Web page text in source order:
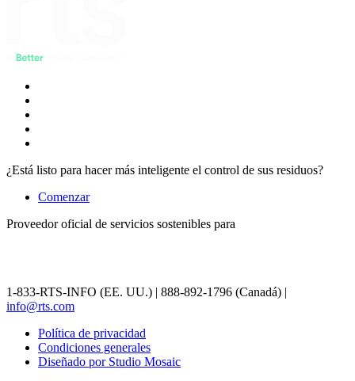
¿Está listo para hacer más inteligente el control de sus residuos?
Comenzar
Proveedor oficial de servicios sostenibles para
1-833-RTS-INFO (EE. UU.) | 888-892-1796 (Canadá) |
info@rts.com
Política de privacidad
Condiciones generales
Diseñado por Studio Mosaic